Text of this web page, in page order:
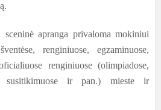
apranga privaloma mokiniui
renginiuose, egzaminuose,
renginiuose (olimpiadose,
susitikimuose ir pan.) mieste ir